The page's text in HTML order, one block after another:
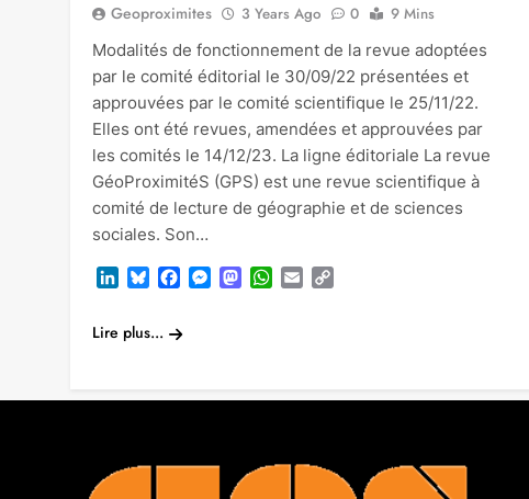
Geoproximites 3 Years Ago 0
9 Mins
Modalités de fonctionnement de la revue adoptées
par le comité éditorial le 30/09/22 présentées et
approuvées par le comité scientifique le 25/11/22.
Elles ont été revues, amendées et approuvées par
les comités le 14/12/23. La ligne éditoriale La revue
GéoProximitéS (GPS) est une revue scientifique à
comité de lecture de géographie et de sciences
sociales. Son…
LinkedInBlueskyFacebook
Messenger
Mastodon
WhatsApp
Email
Lire plus...